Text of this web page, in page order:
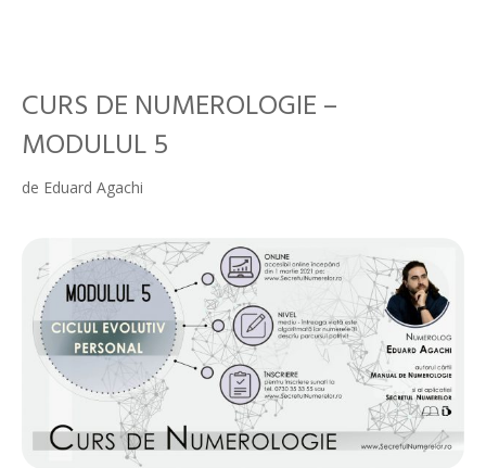
CURS DE NUMEROLOGIE –
MODULUL 5
de Eduard Agachi